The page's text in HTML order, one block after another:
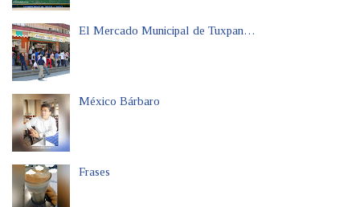
El Mercado Municipal de Tuxpan…
México Bárbaro
Frases